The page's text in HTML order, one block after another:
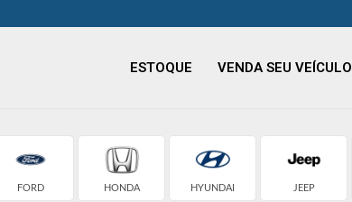
ESTOQUE VENDA SEU VEÍCULO
FORD HONDA HYUNDAI JEEP